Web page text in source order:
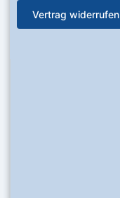
Vertrag widerrufen